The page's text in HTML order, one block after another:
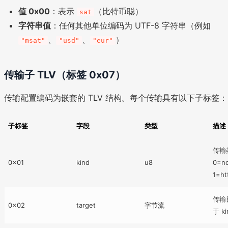
值 0x00 ：表示 sat
（比特币聪）
字符串值 ：任何其他单位编码为 UTF-8 字符串（例如
"msat" "usd" "eur" ）
传输子 TLV（标签 0x07）
传输配置编码为嵌套的 TLV 结构。每个传输具有以下子标签：
子标签 字段 类型 描述
0x01 kind u8
传输
0x02 target 字节流
传输
于